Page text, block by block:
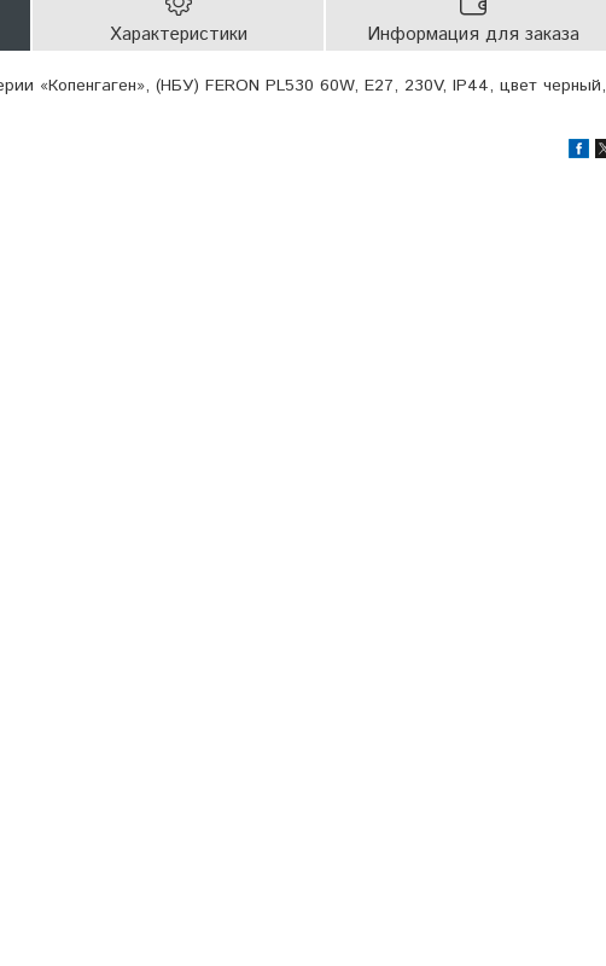
Характеристики Информация для заказа
«Копенгаген», (НБУ) FERON PL530 60W, E27, 230V, IP44, цвет черный,